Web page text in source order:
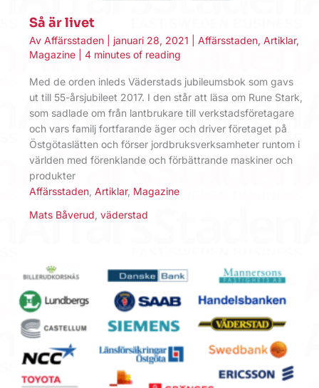
Så är livet
Av Affärsstaden januari 28, 2021 Affärsstaden, Artiklar,
Magazine
4 minutes of reading
Med de orden inleds Väderstads jubileumsbok som gavs
ut till 55-årsjubileet 2017. I den står att läsa om Rune Stark,
som sadlade om från lantbrukare till verkstadsföretagare
och vars familj fortfarande äger och driver företaget på
Östgötaslätten och förser jordbruksverksamheter runtom i
världen med förenklande och förbättrande maskiner och
produkter
Affärsstaden Artiklar, Magazine
Mats Båverud väderstad